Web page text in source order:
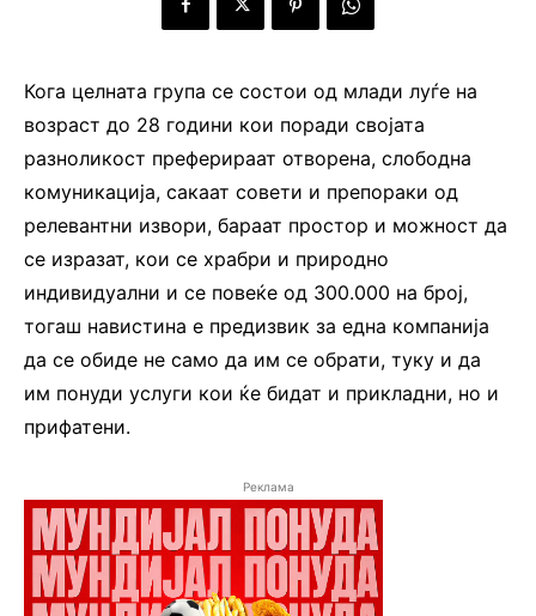
Кога целната група се состои од млади луѓе на
возраст до 28 години кои поради својата
разноликост преферираат отворена, слободна
комуникација, сакаат совети и препораки од
релевантни извори, бараат простор и можност да
се изразат, кои се храбри и природно
индивидуални и се повеќе од 300.000 на број,
тогаш навистина е предизвик за една компанија
да се обиде не само да им се обрати, туку и да
им понуди услуги кои ќе бидат и прикладни, но и
прифатени.
Реклама